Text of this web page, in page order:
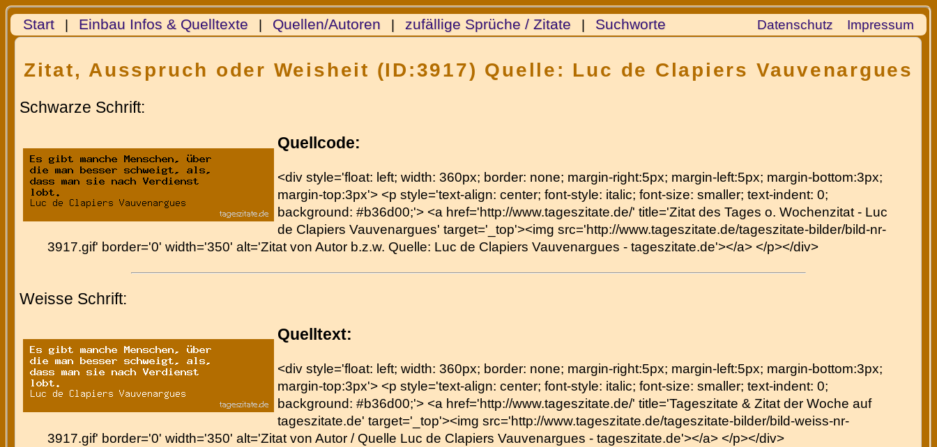
Start| Einbau Infos & Quelltexte | Quellen/Autoren | zufällige Sprüche / Zitate | Suchworte Datenschutz Impressum
Zitat, Ausspruch oder Weisheit (ID:3917) Quelle: Luc de Clapiers Vauvenargues
Schwarze Schrift:
Quellcode:
<div style='float: left; width: 360px; border: none; margin-right:5px; margin-left:5px; margin-bottom:3px;
margin-top:3px'> <p style='text-align: center; font-style: italic; font-size: smaller; text-indent: 0;
background: #b36d00;'> <a href='http://www.tageszitate.de/' title='Zitat des Tages o. Wochenzitat - Luc
de Clapiers Vauvenargues' target='_top'><img src='http://www.tageszitate.de/tageszitate-bilder/bild-nr-
3917.gif' border='0' width='350' alt='Zitat von Autor b.z.w. Quelle: Luc de Clapiers Vauvenargues - tageszitate.de'></a> </p></div>
Weisse Schrift:
Quelltext:
<div style='float: left; width: 360px; border: none; margin-right:5px; margin-left:5px; margin-bottom:3px;
margin-top:3px'> <p style='text-align: center; font-style: italic; font-size: smaller; text-indent: 0;
background: #b36d00;'> <a href='http://www.tageszitate.de/' title='Tageszitate & Zitat der Woche auf
tageszitate.de' target='_top'><img src='http://www.tageszitate.de/tageszitate-bilder/bild-weiss-nr-
3917.gif' border='0' width='350' alt='Zitat von Autor / Quelle Luc de Clapiers Vauvenargues - tageszitate.de'></a> </p></div>